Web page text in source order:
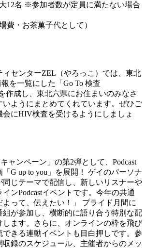
12名 ※参加者数が定員に満たない場合
費・お茶菓子代として）
センターZEL（やろっこ）では、東北
を一覧にした「Go To 検査
作成し、東北六県にお住まいのみなさ
いようにまとめてくれています。ぜひご
会にHIV検査を受けるようにしましょ
ャンペーン」の第2弾として、Podcast
G up to you」を展開！ ゲイのパーソナ
同じテーマで配信し、新しいリスナーや
ンPodcastイベントです。今年の共通
って、伝えたい！」 プライド月間に
組が参加し、横断的に語り合う特別な配
します。さらに、オンラインの枠を飛び
できる連動イベントも目白押しです。参
収録のスケジュール、主催者からのメッ